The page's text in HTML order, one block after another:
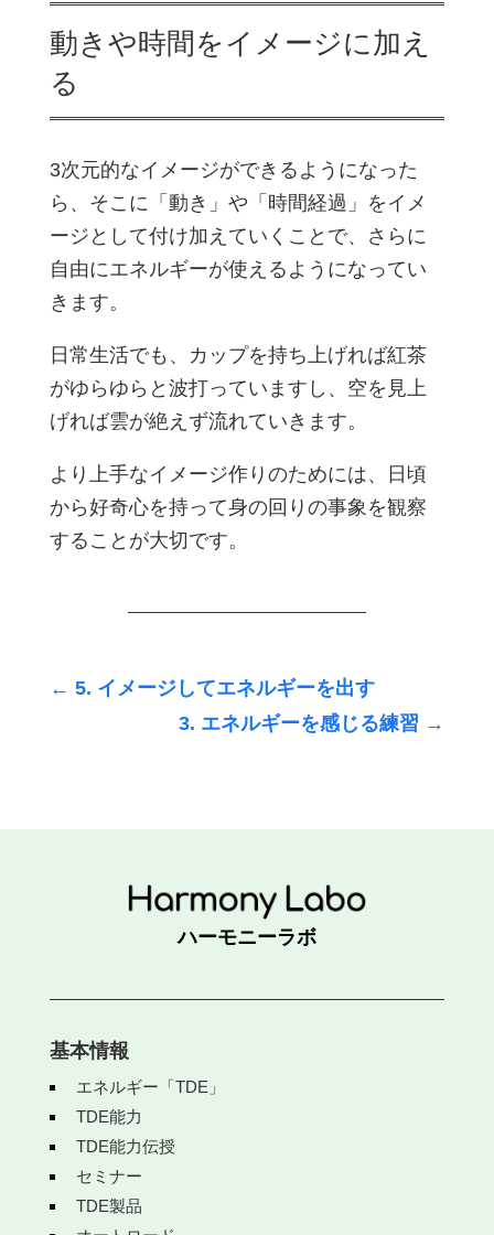
動きや時間をイメージに加え
る
3次元的なイメージができるようになった
ら、そこに「動き」や「時間経過」をイメ
ージとして付け加えていくことで、さらに
自由にエネルギーが使えるようになってい
きます。
日常生活でも、カップを持ち上げれば紅茶
がゆらゆらと波打っていますし、空を見上
げれば雲が絶えず流れていきます。
より上手なイメージ作りのためには、日頃
から好奇心を持って身の回りの事象を観察
することが大切です。
← 5. イメージしてエネルギーを出す
3. エネルギーを感じる練習 →
ハーモニーラボ
基本情報
エネルギー「TDE」
TDE能力
TDE能力伝授
セミナー
TDE製品